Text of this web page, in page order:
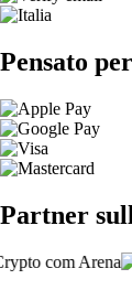
Pensato
Partner